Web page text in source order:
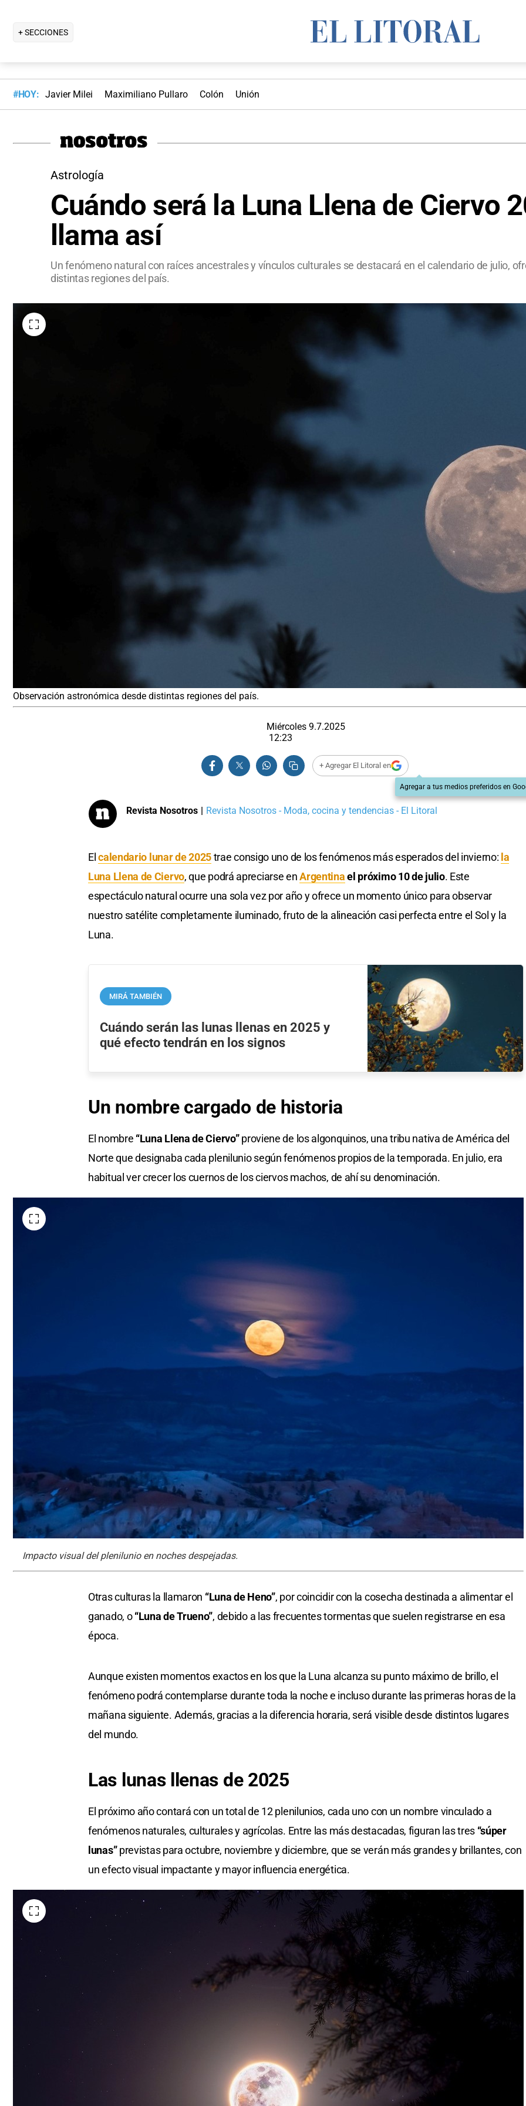
+ SECCIONES
#HOY: Javier Milei Maximiliano Pullaro Colón Unión
Astrología
Cuándo será la Luna Llena de Ciervo
llama así
Un fenómeno natural con raíces ancestrales y vínculos culturales se destacará en el calendario de julio,
distintas regiones del país.
Observación astronómica desde distintas regiones del país.
Miércoles 9.7.2025
12:23
+ Agregar El Litoral en
Agregar a tus medios preferidos en
Revista Nosotros | Revista Nosotros - Moda, cocina y tendencias - El Litoral
Elcalendario lunar de 2025trae consigo uno de los fenómenos más esperados del invierno: la
Luna Llena de Ciervo, que podrá apreciarse enArgentina el próximo 10 de julio. Este
espectáculo natural ocurre una sola vez por año y ofrece un momento único para observar
nuestro satélite completamente iluminado, fruto de la alineación casi perfecta entre el Sol y la
Luna.
MIRÁ TAMBIÉN
Cuándo serán las lunas llenas en 2025 y
qué efecto tendrán en los signos
Un nombre cargado de historia
El nombre “Luna Llena de Ciervo”proviene de los algonquinos, una tribu nativa de América del
Norte que designaba cada plenilunio según fenómenos propios de la temporada. En julio, era
habitual ver crecer los cuernos de los ciervos machos, de ahí su denominación.
Impacto visual del plenilunio en noches despejadas.
Otras culturas la llamaron “Luna de Heno”, por coincidir con la cosecha destinada a alimentar el
ganado, o“Luna de Trueno”, debido a las frecuentes tormentas que suelen registrarse en esa
época.
Aunque existen momentos exactos en los que la Luna alcanza su punto máximo de brillo, el
fenómeno podrá contemplarse durante toda la noche e incluso durante las primeras horas de la
mañana siguiente. Además, gracias a la diferencia horaria, será visible desde distintos lugares
del mundo.
Las lunas llenas de 2025
El próximo año contará con un total de 12 plenilunios, cada uno con un nombre vinculado a
fenómenos naturales, culturales y agrícolas. Entre las más destacadas, figuran las tres “súper
lunas”previstas para octubre, noviembre y diciembre, que se verán más grandes y brillantes, con
un efecto visual impactante y mayor influencia energética.